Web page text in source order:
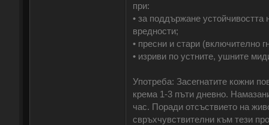
при:
• за поддържане
вредности;
• пресни и стари (включително
• изриви по устните, ушните
Употреба: Засегнатите кожни
крема 1-3 пъти дневно.
час. Поради отсъствието на
свръхчувствителни към тези